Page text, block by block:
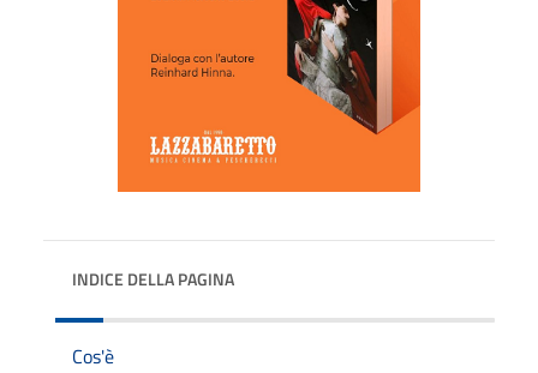
INDICE DELLA PAGINA
Cos'è